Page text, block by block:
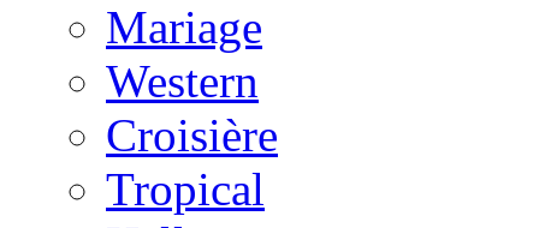
Mariage
Western
Croisière
Tropical